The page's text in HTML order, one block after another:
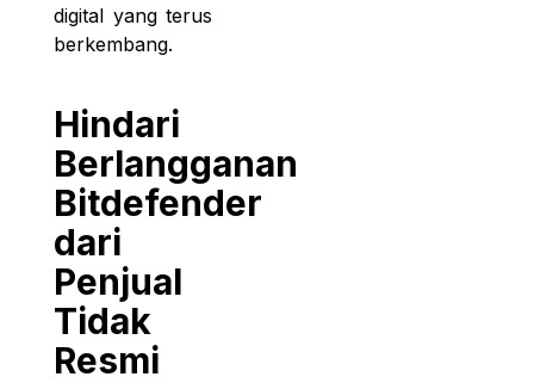
digital yang terus
berkembang.
Hindari
Berlangganan
Bitdefender
dari
Penjual
Tidak
Resmi